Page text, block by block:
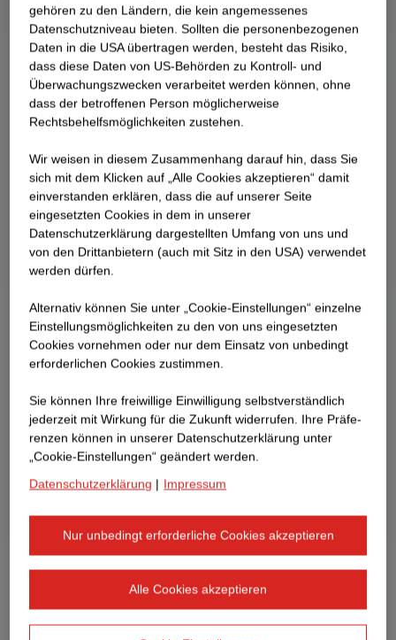
gehören zu den Ländern, die kein angemessenes
Datenschutzniveau bieten. Sollten die personenbezogenen
Daten in die USA übertragen werden, besteht das Risiko,
dass diese Daten von US-Behörden zu Kontroll- und
Überwachungszwecken verarbeitet werden können, ohne
dass der betroffenen Person möglicherweise
Rechtsbehelfsmöglichkeiten zustehen.
Wir weisen in diesem Zusammenhang darauf hin, dass Sie
sich mit dem Klicken auf „Alle Cookies akzeptieren“ damit
ein­ver­standen erklären, dass die auf unserer Seite
eingesetzten Cookies in dem in unserer
Datenschutzerklärung dargestellten Umfang von uns und
von den Drittanbietern (auch mit Sitz in den USA) verwendet
werden dürfen.
Alternativ können Sie unter „Cookie-Einstellungen“ einzelne
Einstellungsmöglichkeiten zu den von uns eingesetzten
Cookies vornehmen oder nur dem Einsatz von unbedingt
erforderlichen Cookies zustimmen.
Sie können Ihre freiwillige Einwilligung selbstverständlich
jederzeit mit Wirkung für die Zukunft widerrufen. Ihre Prä­fe­
renzen können in unserer Datenschutzerklärung unter
„Cookie-Einstellungen“ geändert werden.
Datenschutzerklärung | Impressum
Nur unbedingt erforderliche Cookies akzeptieren
Alle Cookies akzeptieren